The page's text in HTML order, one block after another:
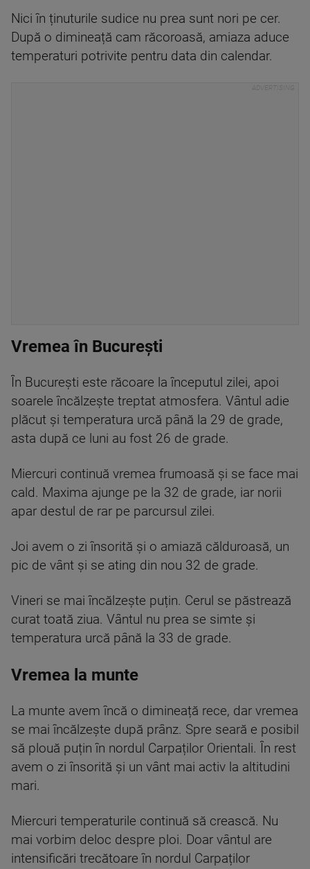
Nici în ținuturile sudice nu prea sunt nori pe cer.
După o dimineață cam răcoroasă, amiaza aduce
temperaturi potrivite pentru data din calendar.
Vremea în București
În București este răcoare la începutul zilei, apoi
soarele încălzește treptat atmosfera. Vântul adie
plăcut și temperatura urcă până la 29 de grade,
asta după ce luni au fost 26 de grade.
Miercuri continuă vremea frumoasă și se face mai
cald. Maxima ajunge pe la 32 de grade, iar norii
apar destul de rar pe parcursul zilei.
Joi avem o zi însorită și o amiază călduroasă, un
pic de vânt și se ating din nou 32 de grade.
Vineri se mai încălzește puțin. Cerul se păstrează
curat toată ziua. Vântul nu prea se simte și
temperatura urcă până la 33 de grade.
Vremea la munte
La munte avem încă o dimineață rece, dar vremea
se mai încălzește după prânz. Spre seară e posibil
să plouă puțin în nordul Carpaților Orientali. În rest
avem o zi însorită și un vânt mai activ la altitudini
mari.
Miercuri temperaturile continuă să crească. Nu
mai vorbim deloc despre ploi. Doar vântul are
intensificări trecătoare în nordul Carpaților